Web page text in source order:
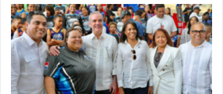
Abinader
inaugura
remozamiento
del
polideportivo
Dajabón,
cancha
de
voleibol
nueva
casa
club